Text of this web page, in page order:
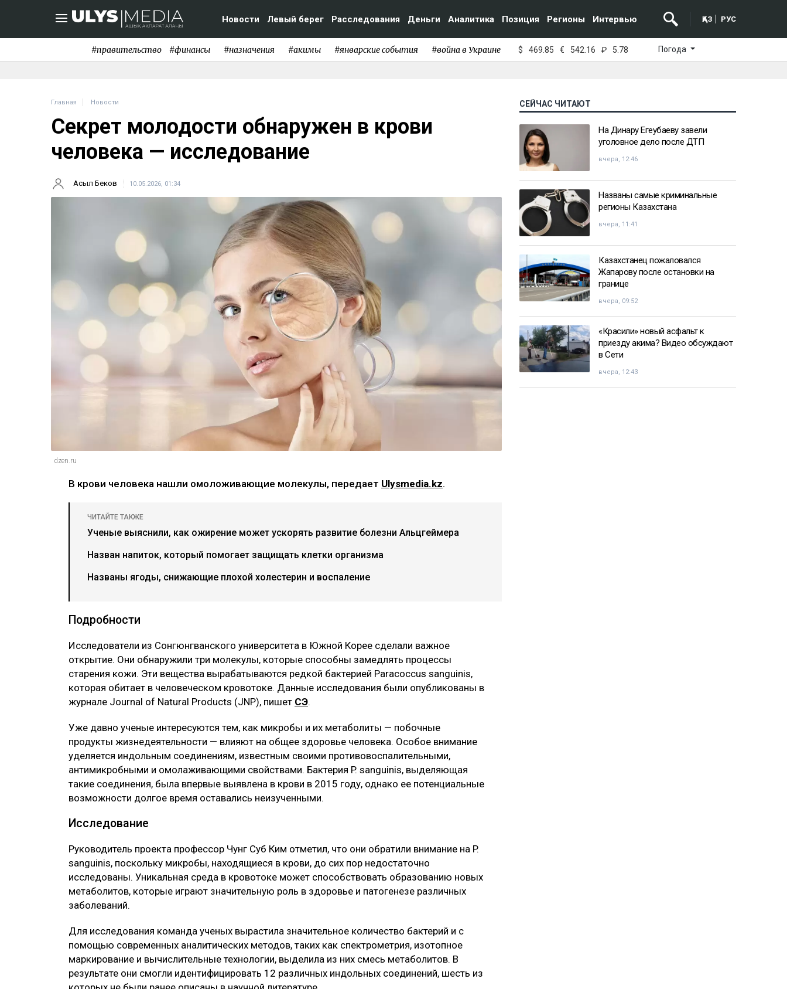
Новости Левый берег Расследования Деньги Аналитика Позиция Регионы Интервью ҚАЗ РУС
#правительство #финансы #назначения #акимы #январские события #война в Украине $ 469.85 € 542.16 ₽ 5.78 Погода
Главная Новости
Секрет молодости обнаружен в крови
человека — исследование
Асыл Беков 10.05.2026, 01:34
dzen.ru
В крови человека нашли омоложивающие молекулы, передает Ulysmedia.kz.
ЧИТАЙТЕ ТАКЖЕ
Ученые выяснили, как ожирение может ускорять развитие болезни Альцгеймера
Назван напиток, который помогает защищать клетки организма
Названы ягоды, снижающие плохой холестерин и воспаление
Подробности
Исследователи из Сонгюнгванского университета в Южной Корее сделали важное
открытие. Они обнаружили три молекулы, которые способны замедлять процессы
старения кожи. Эти вещества вырабатываются редкой бактерией Paracoccus sanguinis,
которая обитает в человеческом кровотоке. Данные исследования были опубликованы в
журнале Journal of Natural Products (JNP), пишет СЭ.
Уже давно ученые интересуются тем, как микробы и их метаболиты — побочные
продукты жизнедеятельности — влияют на общее здоровье человека. Особое внимание
уделяется индольным соединениям, известным своими противовоспалительными,
антимикробными и омолаживающими свойствами. Бактерия P. sanguinis, выделяющая
такие соединения, была впервые выявлена в крови в 2015 году, однако ее потенциальные
возможности долгое время оставались неизученными.
Исследование
Руководитель проекта профессор Чунг Суб Ким отметил, что они обратили внимание на P.
sanguinis, поскольку микробы, находящиеся в крови, до сих пор недостаточно
исследованы. Уникальная среда в кровотоке может способствовать образованию новых
метаболитов, которые играют значительную роль в здоровье и патогенезе различных
заболеваний.
Для исследования команда ученых вырастила значительное количество бактерий и с
помощью современных аналитических методов, таких как спектрометрия, изотопное
маркирование и вычислительные технологии, выделила из них смесь метаболитов. В
результате они смогли идентифицировать 12 различных индольных соединений, шесть из
СЕЙЧАС ЧИТАЮТ
На Динару Егеубаеву завели
уголовное дело после ДТП
вчера, 12:46
Названы самые криминальные
регионы Казахстана
вчера, 11:41
Казахстанец пожаловался
Жапарову после остановки на
границе
вчера, 09:52
«Красили» новый асфальт к
приезду акима? Видео обсуждают
в Сети
вчера, 12:43